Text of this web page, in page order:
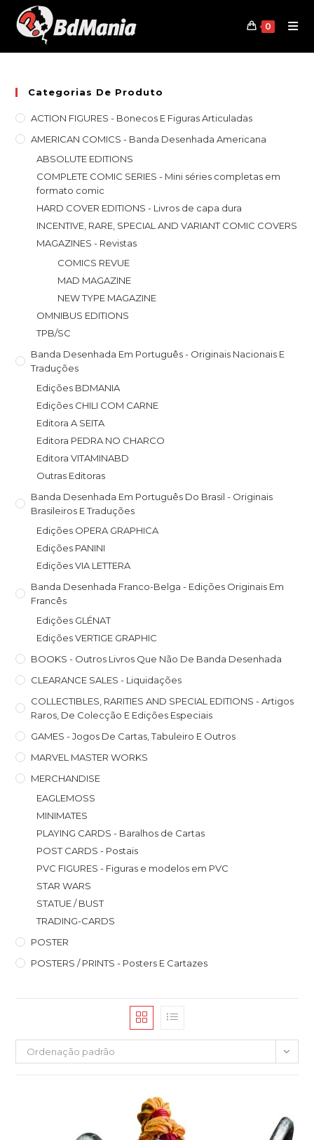
content
0
Categorias De Produto
ACTION FIGURES - Bonecos E Figuras Articuladas
AMERICAN COMICS - Banda Desenhada Americana
ABSOLUTE EDITIONS
COMPLETE COMIC SERIES - Mini séries completas em
formato comic
HARD COVER EDITIONS - Livros de capa dura
INCENTIVE, RARE, SPECIAL AND VARIANT COMIC COVERS
MAGAZINES - Revistas
COMICS REVUE
MAD MAGAZINE
NEW TYPE MAGAZINE
OMNIBUS EDITIONS
TPB/SC
Banda Desenhada Em Português - Originais Nacionais E
Traduções
Edições BDMANIA
Edições CHILI COM CARNE
Editora A SEITA
Editora PEDRA NO CHARCO
Editora VITAMINABD
Outras Editoras
Banda Desenhada Em Português Do Brasil - Originais
Brasileiros E Traduções
Edições OPERA GRAPHICA
Edições PANINI
Edições VIA LETTERA
Banda Desenhada Franco-Belga - Edições Originais Em
Francês
Edições GLÉNAT
Edições VERTIGE GRAPHIC
BOOKS - Outros Livros Que Não De Banda Desenhada
CLEARANCE SALES - Liquidações
COLLECTIBLES, RARITIES AND SPECIAL EDITIONS - Artigos
Raros, De Colecção E Edições Especiais
GAMES - Jogos De Cartas, Tabuleiro E Outros
MARVEL MASTER WORKS
MERCHANDISE
EAGLEMOSS
MINIMATES
PLAYING CARDS - Baralhos de Cartas
POST CARDS - Postais
PVC FIGURES - Figuras e modelos em PVC
STAR WARS
STATUE / BUST
TRADING-CARDS
POSTER
POSTERS / PRINTS - Posters E Cartazes
Ordenação padrão